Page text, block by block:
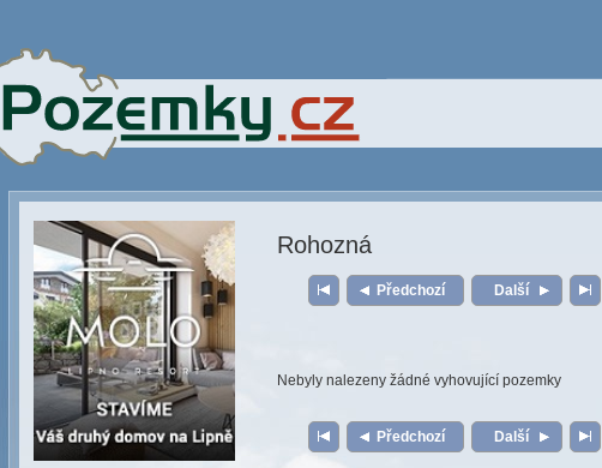
Rohozná
Předchozí Další
Nebyly nalezeny žádné vyhovující pozemky
Předchozí Další